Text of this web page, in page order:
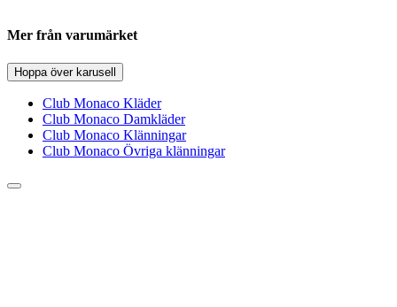
Mer från varumärket
Hoppa över karusell
Club Monaco Kläder
Club Monaco Damkläder
Club Monaco Klänningar
Club Monaco Övriga klänningar